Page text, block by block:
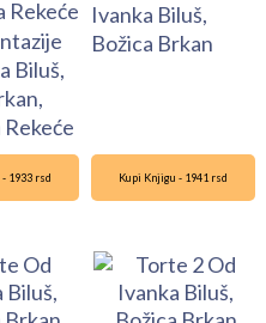
Biluš,
Ivanka Biluš,
Božica Brkan
1933 rsd Kupi Knjigu - 1941 rsd